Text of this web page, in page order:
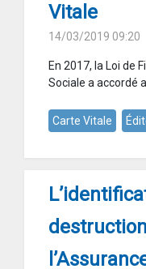
Vitale
14/03/2019 09:20
En 2017, la Loi de
Sociale a accordé
Carte Vitale